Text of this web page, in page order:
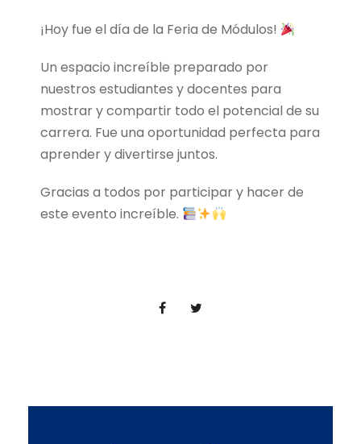
¡Hoy fue el día de la Feria de Módulos!
Un espacio increíble preparado por
nuestros estudiantes y docentes para
mostrar y compartir todo el potencial de su
carrera. Fue una oportunidad perfecta para
aprender y divertirse juntos.
Gracias a todos por participar y hacer de
este evento increíble.